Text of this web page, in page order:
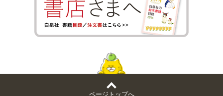
ページトップへ